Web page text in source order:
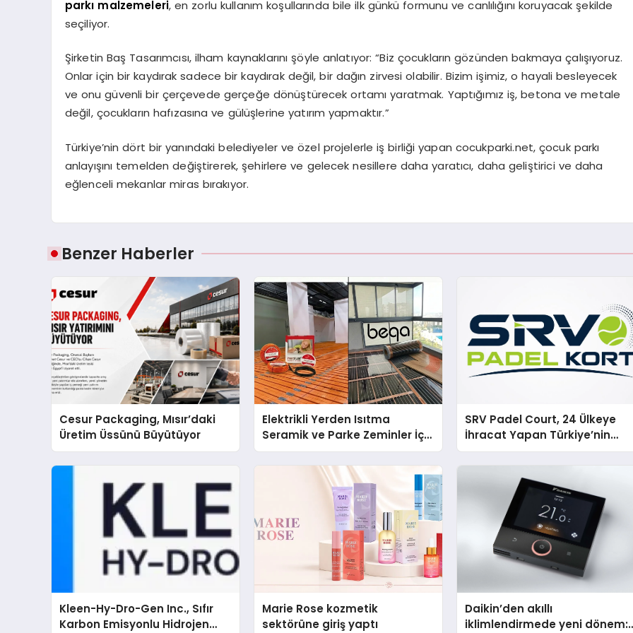
parkı malzemeleri, en zorlu kullanım koşullarında bile ilk günkü formunu ve canlılığını koruyacak şekilde
seçiliyor.
Şirketin Baş Tasarımcısı, ilham kaynaklarını şöyle anlatıyor: “Biz çocukların gözünden bakmaya çalışıyoruz.
Onlar için bir kaydırak sadece bir kaydırak değil, bir dağın zirvesi olabilir. Bizim işimiz, o hayali besleyecek
ve onu güvenli bir çerçevede gerçeğe dönüştürecek ortamı yaratmak. Yaptığımız iş, betona ve metale
değil, çocukların hafızasına ve gülüşlerine yatırım yapmaktır.”
Türkiye’nin dört bir yanındaki belediyeler ve özel projelerle iş birliği yapan cocukparki.net, çocuk parkı
anlayışını temelden değiştirerek, şehirlere ve gelecek nesillere daha yaratıcı, daha geliştirici ve daha
eğlenceli mekanlar miras bırakıyor.
Benzer Haberler
Cesur Packaging, Mısır’daki
Üretim Üssünü Büyütüyor
Elektrikli Yerden Isıtma
Seramik ve Parke Zeminler İçin
En Verimli Çözümler
SRV Padel Court, 24 Ülkeye
İhracat Yapan Türkiye’nin
Padel Kortu Üretim Gücü
Kleen-Hy-Dro-Gen Inc., Sıfır
Karbon Emisyonlu Hidrojen
Marie Rose kozmetik
sektörüne giriş yaptı
Daikin’den akıllı
iklimlendirmede yeni dönem: